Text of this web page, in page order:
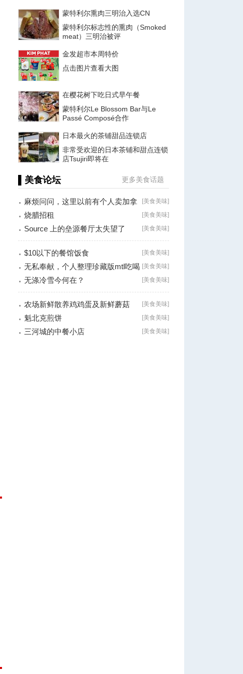
蒙特利尔熏肉三明治入选CN
蒙特利尔标志性的熏肉（Smoked
meat）三明治被评
金发超市本周特价
点击图片查看大图
在樱花树下吃日式早午餐
蒙特利尔Le Blossom Bar与Le
Passé Composé合作
日本最火的茶铺甜品连锁店
非常受欢迎的日本茶铺和甜点连锁
店Tsujiri即将在
▌美食论坛 更多美食话题
[美食美味]
麻烦问问，这里以前有个人卖加拿
大海参的。
[美食美味]
烧腊招租
[美食美味]
Source 上的垒源餐厅太失望了
[美食美味]
$10以下的餐馆饭食
[美食美味]
无私奉献，个人整理珍藏版mtl吃喝
小全（高
[美食美味]
无涤冷雪今何在？
[美食美味]
农场新鲜散养鸡鸡蛋及新鲜蘑菇
[美食美味]
魁北克煎饼
[美食美味]
三河城的中餐小店